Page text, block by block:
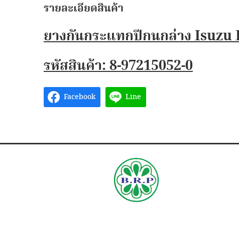
รายละเอียดสินค้า
ยางกันกระแทกปีกนกล่าง Isuzu
รหัสสินค้า: 8-97215052-0
Facebook Line